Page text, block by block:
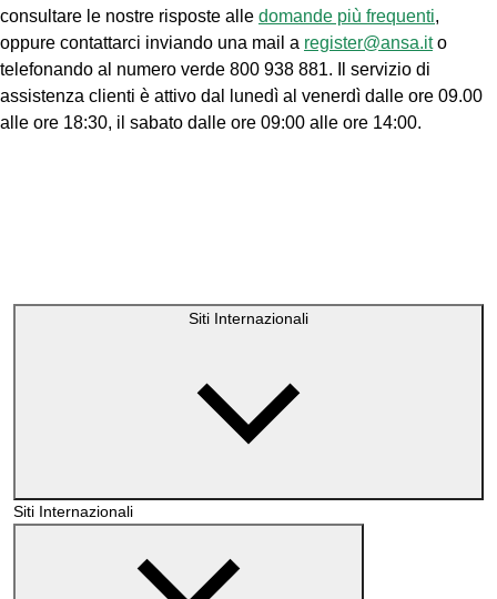
consultare le nostre risposte alle domande più frequenti,
oppure contattarci inviando una mail a register@ansa.ito
telefonando al numero verde 800 938 881. Il servizio di
assistenza clienti è attivo dal lunedì al venerdì dalle ore 09.00
alle ore 18:30, il sabato dalle ore 09:00 alle ore 14:00.
Siti Internazionali
Siti Internazionali